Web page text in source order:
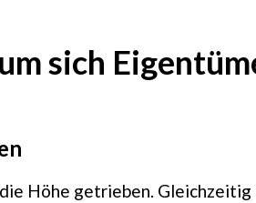
sich
Höhe getrieben.